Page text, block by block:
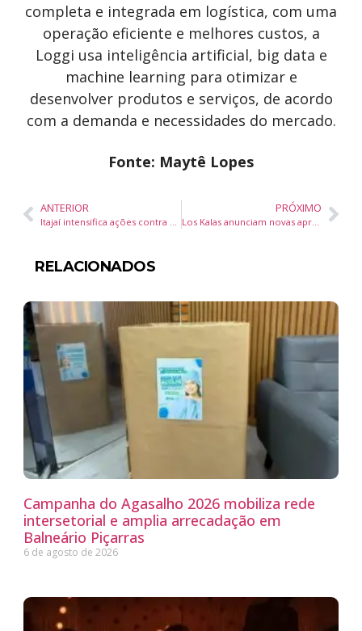
completa e integrada em logística, com uma
operação eficiente e melhores custos, a
Loggi usa inteligência artificial, big data e
machine learning para otimizar e
desenvolver produtos e serviços, de acordo
com a demanda e necessidades do mercado.
Fonte: Maytê Lopes
ANTERIOR PRÓXIMO
Los Kalas anunciam novas apresentações do tributo “Elvis & ABBA” em Santa Catarina
RELACIONADOS
Campanha do Agasalho 2026 mobiliza rede
intersetorial e amplia arrecadação em
Balneário Piçarras
6 de agosto de 2026